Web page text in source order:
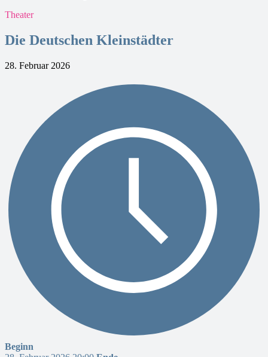
Theater
Die Deutschen Kleinstädter
28. Februar 2026
Beginn